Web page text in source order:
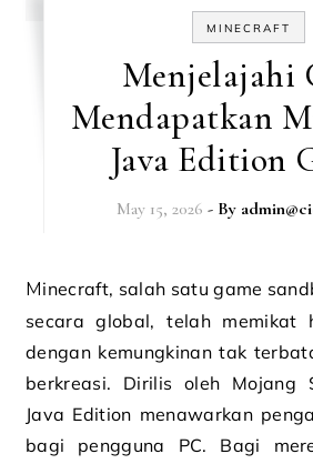
MINECRAFT
Menjelajahi
Mendapatkan
Java Edition
May 15, 2026 - By
Minecraft, salah satu game sandbox paling populer
secara global, telah memikat
dengan kemungkinan tak
berkreasi. Dirilis oleh Mojang
Java Edition menawarkan
bagi pengguna PC. Bagi